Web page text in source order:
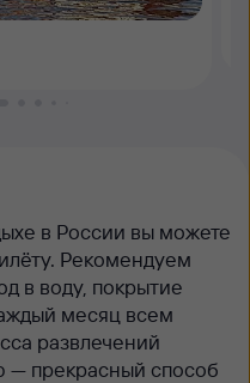
в России вы можете
Рекомендуем
в воду, покрытие
месяц всем
развлечений
— прекрасный способ